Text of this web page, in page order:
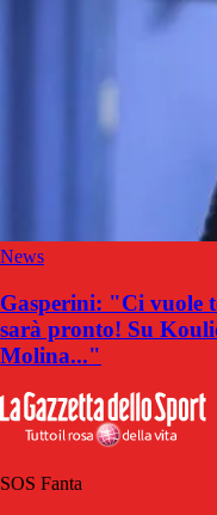
News
Gasperini: "Ci vuole
sarà pronto! Su
Molina..."
SOS Fanta